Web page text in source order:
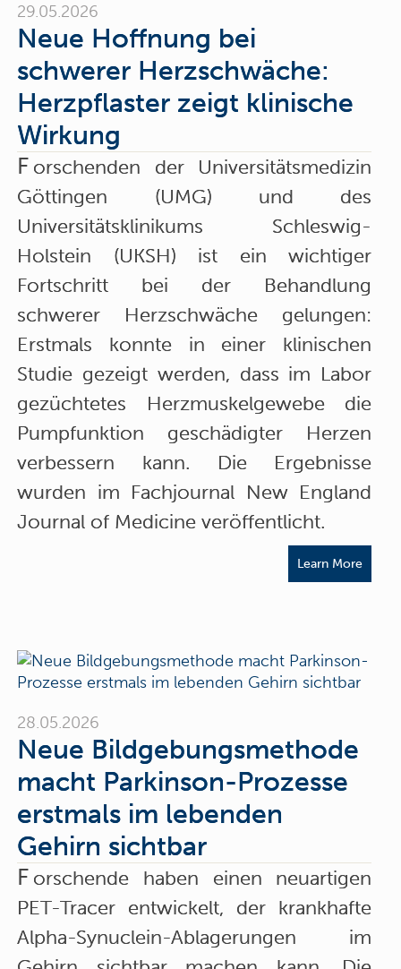
29.05.2026
Neue Hoffnung bei
schwerer Herzschwäche:
Herzpflaster zeigt klinische
Wirkung
F orschenden der Universitätsmedizin
Göttingen (UMG) und des
Universitätsklinikums Schleswig-
Holstein (UKSH) ist ein wichtiger
Fortschritt bei der Behandlung
schwerer Herzschwäche gelungen:
Erstmals konnte in einer klinischen
Studie gezeigt werden, dass im Labor
gezüchtetes Herzmuskelgewebe die
Pumpfunktion geschädigter Herzen
verbessern kann. Die Ergebnisse
wurden im Fachjournal New England
Journal of Medicine veröffentlicht.
Learn More
28.05.2026
Neue Bildgebungsmethode
macht Parkinson-Prozesse
erstmals im lebenden
Gehirn sichtbar
F orschende haben einen neuartigen
PET-Tracer entwickelt, der krankhafte
Alpha-Synuclein-Ablagerungen im